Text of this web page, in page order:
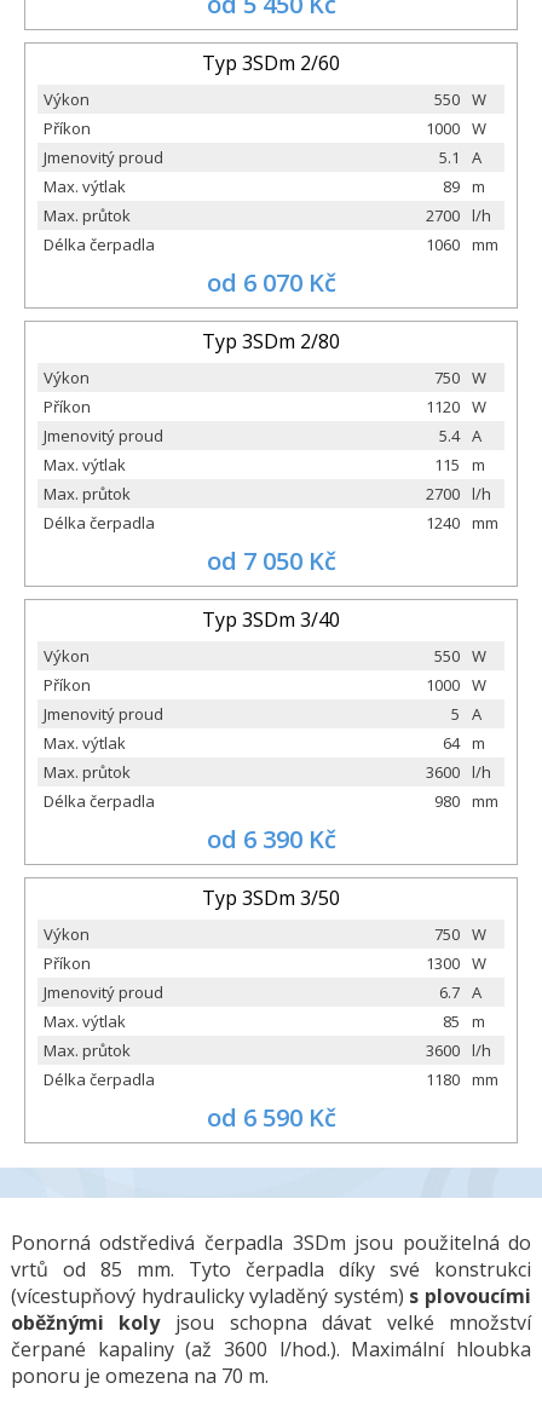
Typ 3SDm 2/60
Výkon 550 W
Příkon
1000 W
Jmenovitý proud
5.1
A
Max. výtlak
89 m
Max. průtok
2700 l/h
Délka čerpadla
1060 mm
od 6 070 Kč
Typ 3SDm 2/80
Výkon 750 W
Příkon
1120 W
Jmenovitý proud
5.4 A
Max. výtlak
115
m
Max. průtok
2700 l/h
Délka čerpadla
1240 mm
od 7 050 Kč
Typ 3SDm 3/40
Výkon 550 W
Příkon
1000 W
Jmenovitý proud
5
A
Max. výtlak
64 m
Max. průtok
3600 l/h
Délka čerpadla
980 mm
od 6 390 Kč
Typ 3SDm 3/50
Výkon 750 W
Příkon
1300 W
Jmenovitý proud
6.7 A
Max. výtlak
85
m
Max. průtok
3600 l/h
Délka čerpadla
1180 mm
od 6 590 Kč
Ponorná odstředivá čerpadla 3SDm jsou použitelná do
vrtů od 85 mm. Tyto čerpadla díky své konstrukci
(vícestupňový hydraulicky vyladěný systém) s plovoucími
oběžnými kolyjsou schopna dávat velké množství
čerpané kapaliny (až 3600 l/hod.). Maximální hloubka
ponoru je omezena na 70 m.